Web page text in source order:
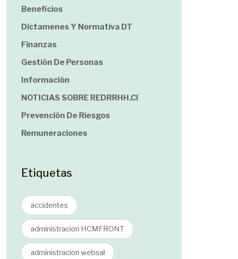
Beneficios
Dictamenes Y Normativa DT
Finanzas
Gestión De Personas
Información
NOTICIAS SOBRE REDRRHH.cl
Prevención De Riesgos
Remuneraciones
Etiquetas
accidentes
administracion HCMFRONT
administracion websal